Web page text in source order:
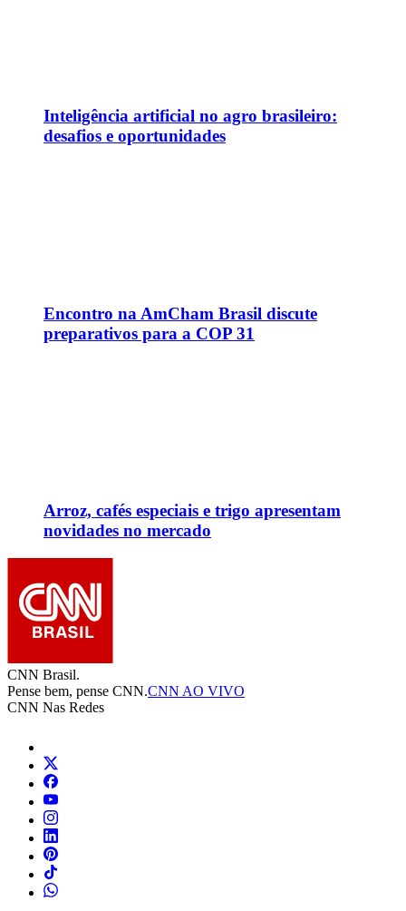
Inteligência artificial no agro brasileiro:
desafios e oportunidades
Encontro na AmCham Brasil discute
preparativos para a COP 31
Arroz, cafés especiais e trigo apresentam
novidades no mercado
CNN Brasil.
Pense bem, pense CNN.CNN AO VIVO
CNN Nas Redes